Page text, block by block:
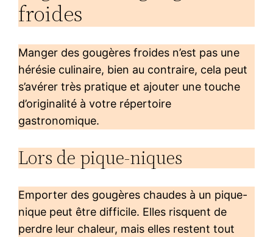
froides
Manger des gougères froides n’est pas une
hérésie culinaire, bien au contraire, cela peut
s’avérer très pratique et ajouter une touche
d’originalité à votre répertoire
gastronomique.
Lors de pique-niques
Emporter des gougères chaudes à un pique-
nique peut être difficile. Elles risquent de
perdre leur chaleur, mais elles restent tout